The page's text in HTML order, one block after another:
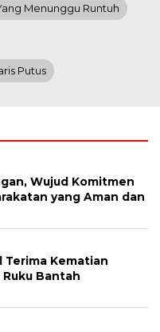
Menunggu Runtuh
Putus
Wujud Komitmen
yang Aman dan
Terima Kematian
Bantah